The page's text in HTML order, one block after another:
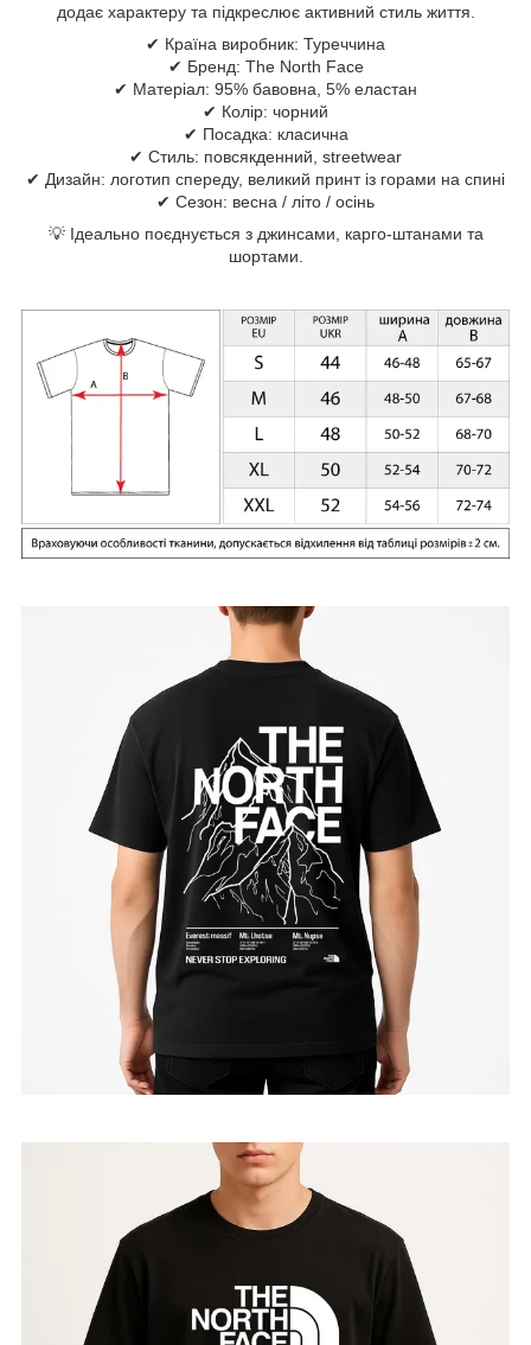
додає характеру та підкреслює активний стиль життя.
✔ Країна виробник: Туреччина
✔ Бренд: The North Face
✔ Матеріал: 95% бавовна, 5% еластан
✔ Колір: чорний
✔ Посадка: класична
✔ Стиль: повсякденний, streetwear
✔ Дизайн: логотип спереду, великий принт із горами на спині
✔ Сезон: весна / літо / осінь
💡 Ідеально поєднується з джинсами, карго-штанами та
шортами.